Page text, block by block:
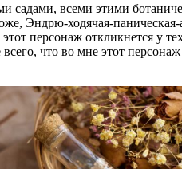
садами, всеми этими
Эндрю-ходячая-
персонаж откликнется у
что во мне этот